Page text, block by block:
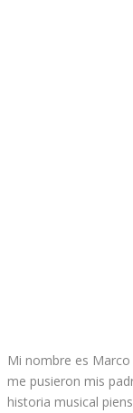
Mi nombre es
me pusieron mis
historia musical